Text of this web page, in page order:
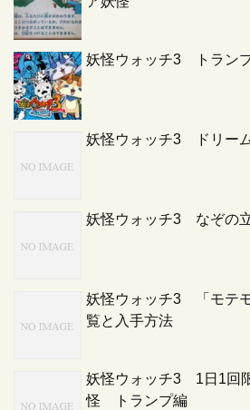
妖怪ウォッチ3 トラン
妖怪ウォッチ3 ドリー
妖怪ウォッチ3 なぞの
妖怪ウォッチ3 「モテ
覧と入手方法
妖怪ウォッチ3 1日1回
怪 トランプ編